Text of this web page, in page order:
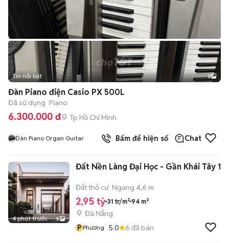
Tin nổi bật 3
Đàn Piano điện Casio PX 500L
Đã sử dụng Piano
6.300.000 đ Tp Hồ Chí Minh
Đàn Piano Organ Guitar Bấm để hiện số Chat
4 phút trước 5
Đất Nền Làng Đại Học - Gần Khái Tây 1
Đất thổ cư Ngang 4,6 m
2,95 tỷ 31 tr/m² 94 m²
Đà Nẵng
P Phương 5.0 6 đã bán